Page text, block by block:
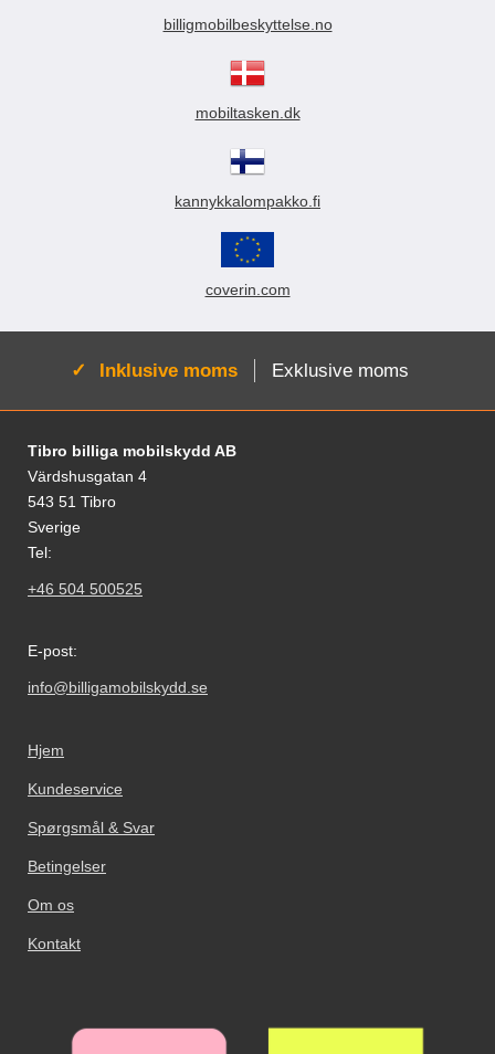
billigmobilbeskyttelse.no
mobiltasken.dk
kannykkalompakko.fi
coverin.com
Aktiv:
Inklusive moms Exklusive moms
Fodnoter Blandede oplysninger og links
Tibro billiga mobilskydd AB
Värdshusgatan 4
543 51 Tibro
Sverige
Tel:
+46 504 500525
E-post:
info@billigamobilskydd.se
Hjem
Kundeservice
Spørgsmål & Svar
Betingelser
Om os
Kontakt